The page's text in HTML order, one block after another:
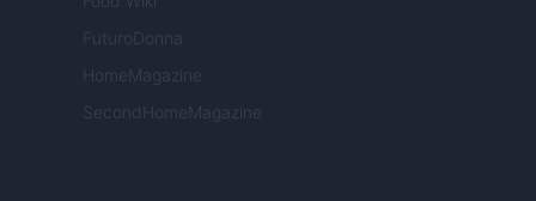
FuturoDonna
HomeMagazine
SecondHomeMagazine